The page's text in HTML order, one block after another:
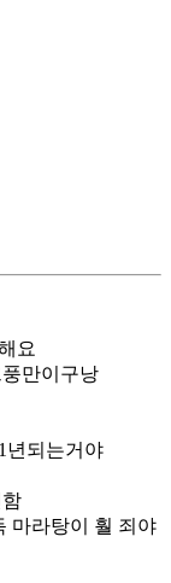
요
만이구낭
년되는거야
마라탕이 훨 죄야